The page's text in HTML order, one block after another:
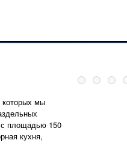
которых мы
с площадью 150
кухня,